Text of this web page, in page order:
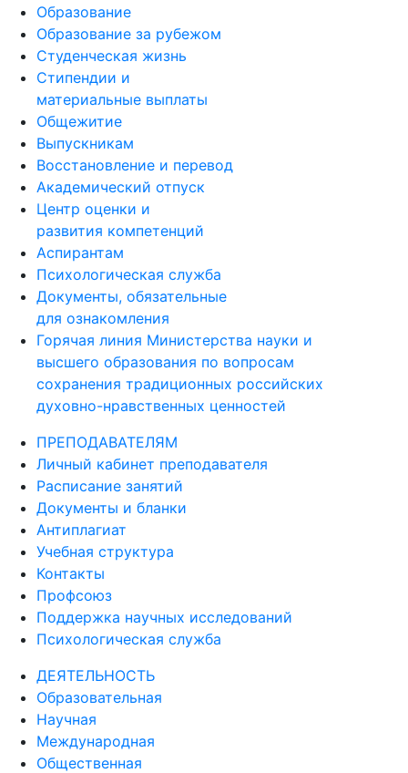
Образование
Образование за рубежом
Студенческая жизнь
Стипендии и
материальные выплаты
Общежитие
Выпускникам
Восстановление и перевод
Академический отпуск
Центр оценки и
развития компетенций
Аспирантам
Психологическая служба
Документы, обязательные
для ознакомления
Горячая линия Министерства науки и
высшего образования по вопросам
сохранения традиционных российских
духовно-нравственных ценностей
ПРЕПОДАВАТЕЛЯМ
Личный кабинет преподавателя
Расписание занятий
Документы и бланки
Антиплагиат
Учебная структура
Контакты
Профсоюз
Поддержка научных исследований
Психологическая служба
ДЕЯТЕЛЬНОСТЬ
Образовательная
Научная
Международная
Общественная